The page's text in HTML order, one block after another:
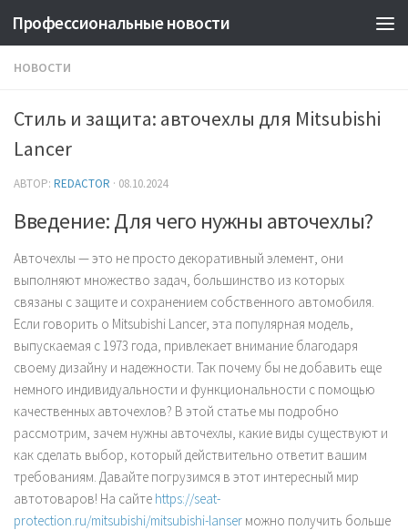
Профессиональные новости
НОВОСТИ
Стиль и защита: авточехлы для Mitsubishi
Lancer
АВТОР: REDACTOR · 08.10.2024
Введение: Для чего нужны авточехлы?
Авточехлы — это не просто декоративный элемент, они
выполняют множество задач, большинство из которых
связаны с защите и сохранением собственного автомобиля.
Если говорить о Mitsubishi Lancer, эта популярная модель,
выпускаемая с 1973 года, привлекает внимание благодаря
своему дизайну и надежности. Так почему бы не добавить еще
немного индивидуальности и функциональности с помощью
качественных авточехлов? В этой статье мы подробно
рассмотрим, зачем нужны авточехлы, какие виды существуют и
как сделать выбор, который действительно ответит вашим
требованиям. Давайте погрузимся в этот интересный мир
автотоваров! На сайте https://seat-
protection.ru/mitsubishi/mitsubishi-lanser можно получить больше